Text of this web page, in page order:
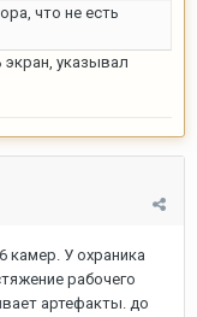
что не есть
экран, указывал
камер. У охраника
рабочего
артефакты. до